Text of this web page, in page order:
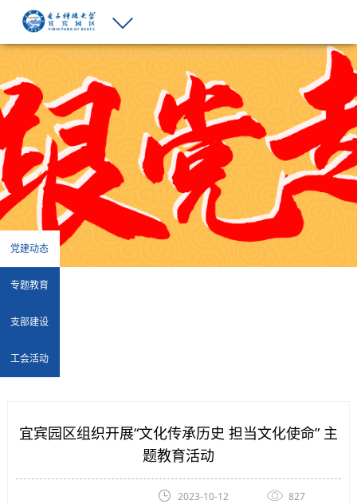
党建动态
专题教育
支部建设
工会活动
宜宾园区组织开展“文化传承历史 担当文化使命” 主
题教育活动
2023-10-12 827